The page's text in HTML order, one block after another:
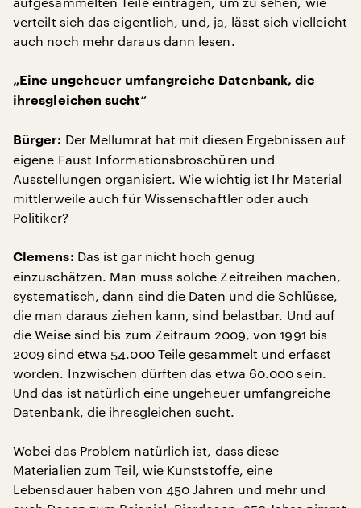
verteilt sich das eigentlich, und, ja, lässt sich vielleicht
auch noch mehr daraus dann lesen.
„Eine ungeheuer umfangreiche Datenbank, die
ihresgleichen sucht“
Bürger: Der Mellumrat hat mit diesen Ergebnissen auf
eigene Faust Informationsbroschüren und
Ausstellungen organisiert. Wie wichtig ist Ihr Material
mittlerweile auch für Wissenschaftler oder auch
Politiker?
Clemens: Das ist gar nicht hoch genug
einzuschätzen. Man muss solche Zeitreihen machen,
systematisch, dann sind die Daten und die Schlüsse,
die man daraus ziehen kann, sind belastbar. Und auf
die Weise sind bis zum Zeitraum 2009, von 1991 bis
2009 sind etwa 54.000 Teile gesammelt und erfasst
worden. Inzwischen dürften das etwa 60.000 sein.
Und das ist natürlich eine ungeheuer umfangreiche
Datenbank, die ihresgleichen sucht.
Wobei das Problem natürlich ist, dass diese
Materialien zum Teil, wie Kunststoffe, eine
Lebensdauer haben von 450 Jahren und mehr und